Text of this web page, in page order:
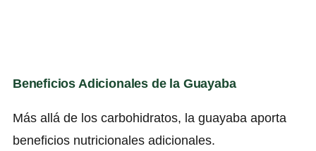
Beneficios Adicionales de la Guayaba
Más allá de los carbohidratos, la guayaba aporta
beneficios nutricionales adicionales.